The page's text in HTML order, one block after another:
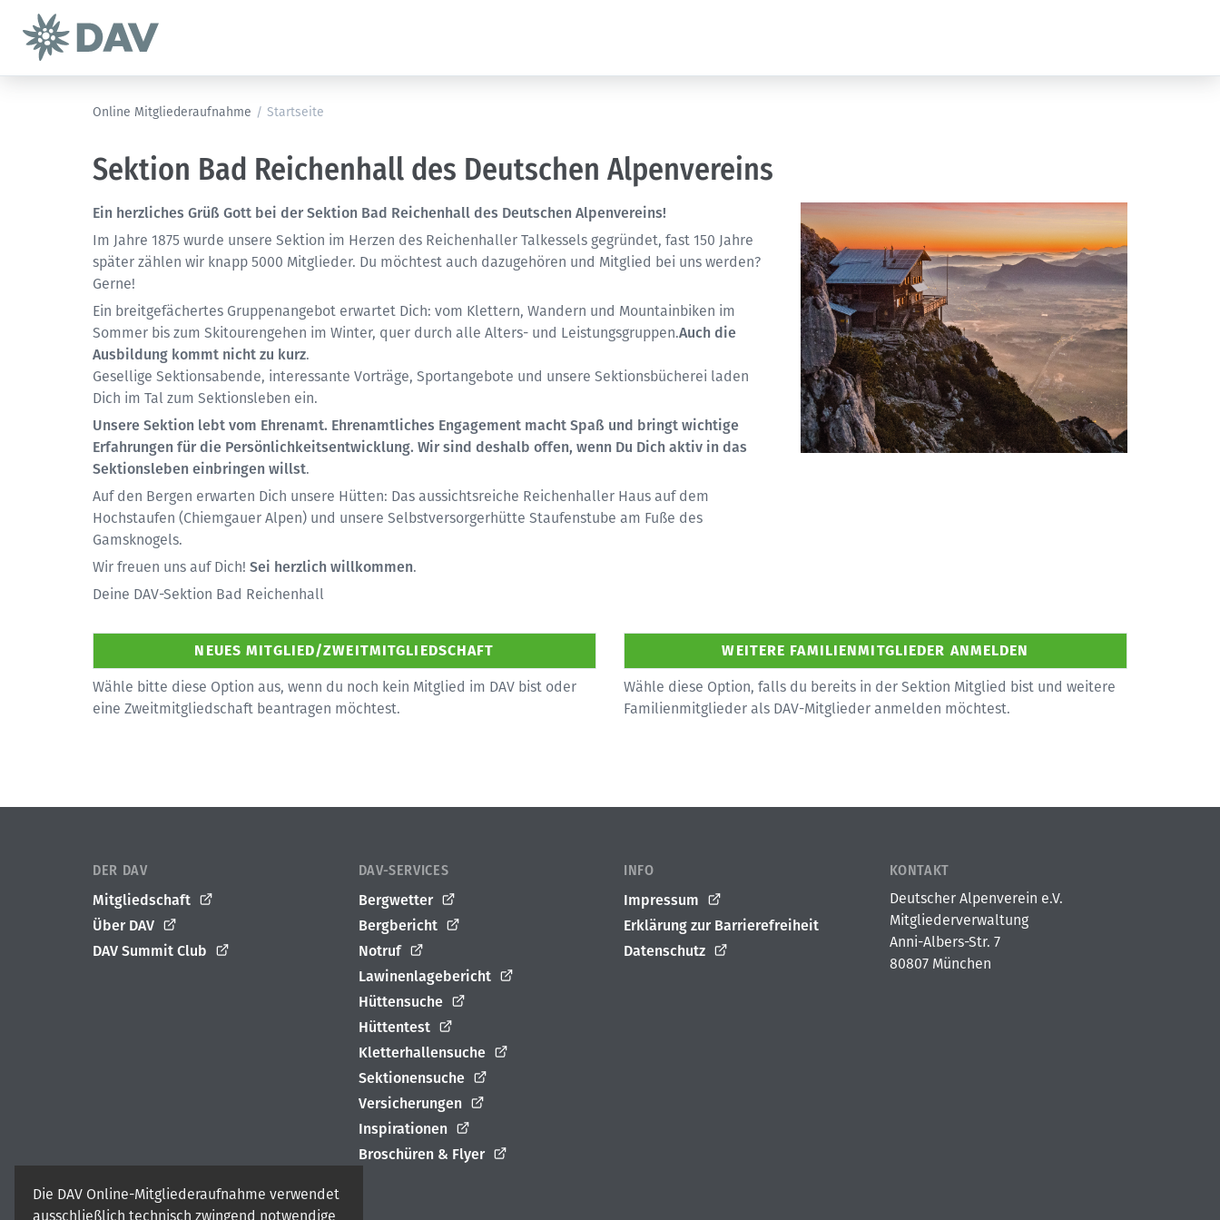
Die DAV Online-Mitgliederaufnahme verwendet
ausschließlich technisch zwingend notwendige
Online Mitgliederaufnahme / Startseite
Sektion Bad Reichenhall des Deutschen Alpenvereins
Ein herzliches Grüß Gott bei der Sektion Bad Reichenhall des Deutschen Alpenvereins!
Im Jahre 1875 wurde unsere Sektion im Herzen des Reichenhaller Talkessels gegründet, fast 150 Jahre
später zählen wir knapp 5000 Mitglieder. Du möchtest auch dazugehören und Mitglied bei uns werden?
Gerne!
Ein breitgefächertes Gruppenangebot erwartet Dich: vom Klettern, Wandern und Mountainbiken im
Sommer bis zum Skitourengehen im Winter, quer durch alle Alters- und Leistungsgruppen.Auch die
Ausbildung kommt nicht zu kurz.
Gesellige Sektionsabende, interessante Vorträge, Sportangebote und unsere Sektionsbücherei laden
Dich im Tal zum Sektionsleben ein.
Unsere Sektion lebt vom Ehrenamt. Ehrenamtliches Engagement macht Spaß und bringt wichtige
Erfahrungen für die Persönlichkeitsentwicklung. Wir sind deshalb offen, wenn Du Dich aktiv in das
Sektionsleben einbringen willst.
Auf den Bergen erwarten Dich unsere Hütten: Das aussichtsreiche Reichenhaller Haus auf dem
Hochstaufen (Chiemgauer Alpen) und unsere Selbstversorgerhütte Staufenstube am Fuße des
Gamsknogels.
Wir freuen uns auf Dich! Sei herzlich willkommen.
Deine DAV-Sektion Bad Reichenhall
Wähle bitte diese Option aus, wenn du noch kein Mitglied im DAV bist oder
eine Zweitmitgliedschaft beantragen möchtest.
Wähle diese Option, falls du bereits in der Sektion Mitglied bist und weitere
Familienmitglieder als DAV-Mitglieder anmelden möchtest.
DER DAV
Mitgliedschaft
Über DAV
DAV Summit Club
DAV-SERVICES
Bergwetter
Bergbericht
Notruf
Lawinenlagebericht
Hüttensuche
Hüttentest
Kletterhallensuche
Sektionensuche
Versicherungen
Inspirationen
Broschüren & Flyer
INFO
Impressum
Erklärung zur Barrierefreiheit
Datenschutz
KONTAKT
Deutscher Alpenverein e.V.
Mitgliederverwaltung
Anni-Albers-Str. 7
80807 München